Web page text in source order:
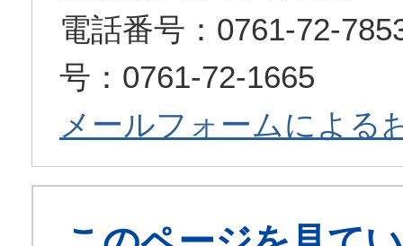
電話番号：0761-72-
号：0761-72-1665
メールフォームによる